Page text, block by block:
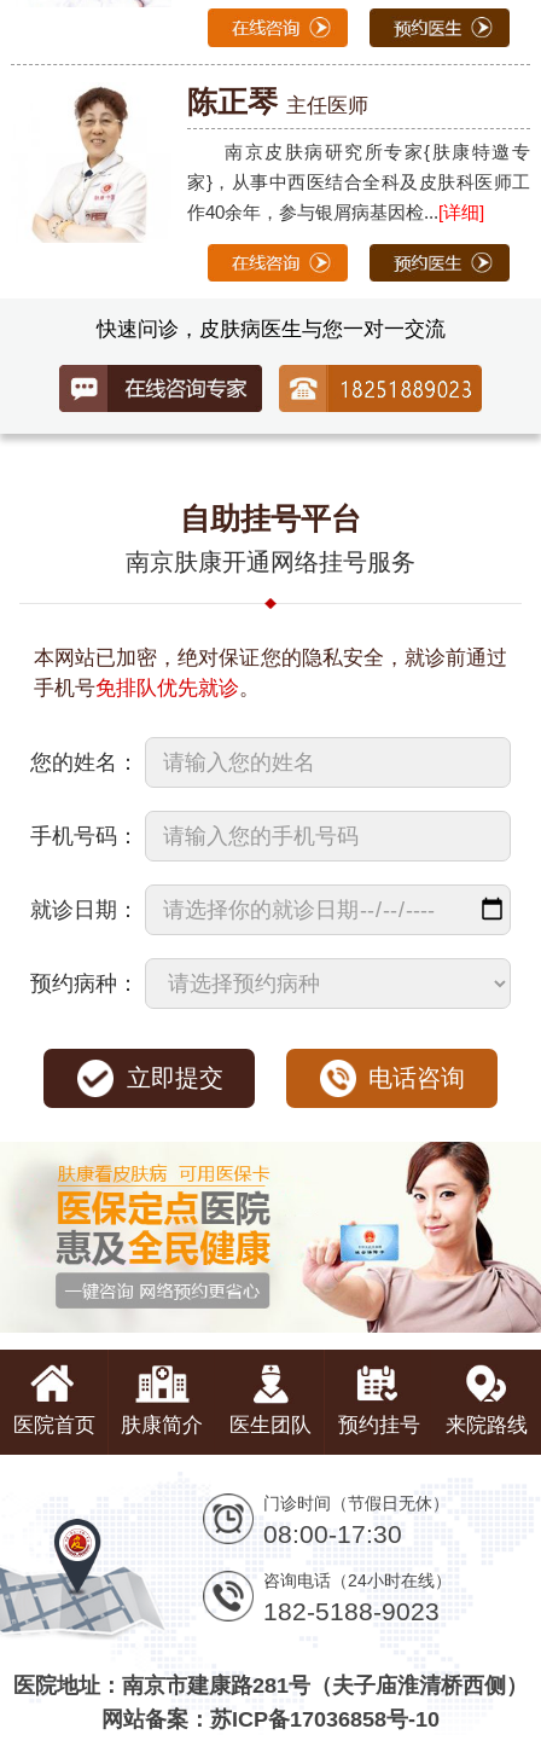
陈正琴 主任医师
南京皮肤病研究所专家{肤康特邀专
家}，从事中西医结合全科及皮肤科医师工
作40余年，参与银屑病基因检...[详细]
快速问诊，皮肤病医生与您一对一交流
自助挂号平台
南京肤康开通网络挂号服务
本网站已加密，绝对保证您的隐私安全，就诊前通过
手机号免排队优先就诊。
您的姓名：
手机号码：
就诊日期：
预约病种：
立即提交 电话咨询
医院首页 肤康简介 医生团队 预约挂号 来院路线
门诊时间（节假日无休）
08:00-17:30
咨询电话（24小时在线）
182-5188-9023
医院地址：南京市建康路281号（夫子庙淮清桥西侧）
网站备案：苏ICP备17036858号-10